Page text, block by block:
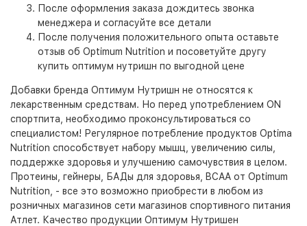
После оформления заказа дождитесь звонка
менеджера и согласуйте все детали
После получения положительного опыта оставьте
отзыв об Optimum Nutrition и посоветуйте другу
купить оптимум нутришн по выгодной цене
Добавки бренда Оптимум Нутришн не относятся к
лекарственным средствам. Но перед употреблением ON
спортпита, необходимо проконсультироваться со
специалистом! Регулярное потребление продуктов Optima
Nutrition способствует набору мышц, увеличению силы,
поддержке здоровья и улучшению самочувствия в целом.
Протеины, гейнеры, БАДы для здоровья, BCAA от Optimum
Nutrition, - все это возможно приобрести в любом из
розничных магазинов сети магазинов спортивного питания
Атлет. Качество продукции Оптимум Нутришен